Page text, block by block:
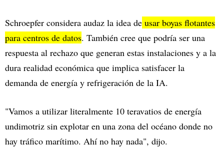
Schroepfer considera audaz la idea de usar boyas flotantes
para centros de datos. También cree que podría ser una
respuesta al rechazo que generan estas instalaciones y a la
dura realidad económica que implica satisfacer la
demanda de energía y refrigeración de la IA.
"Vamos a utilizar literalmente 10 teravatios de energía
undimotriz sin explotar en una zona del océano donde no
hay tráfico marítimo. Ahí no hay nada", dijo.